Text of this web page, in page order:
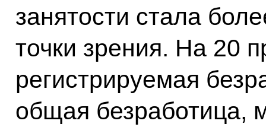
занятости стала
точки зрения. На 20
регистрируемая
общая безработица,